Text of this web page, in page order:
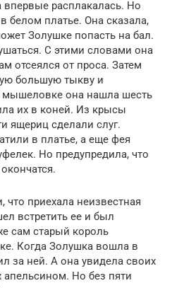
впервые расплакалась. Но
белом платье. Она сказала,
Золушке попасть на бал.
С этими словами она
отсеялся от проса. Затем
большую тыкву и
мышеловке она нашла шесть
их в коней. Из крысы
ящериц сделали слуг.
в платье, а еще фея
Но предупредила, что
приехала неизвестная
встретить ее и был
сам старый король
Когда Золушка вошла в
за ней. А она увидела своих
апельсином. Но без пяти